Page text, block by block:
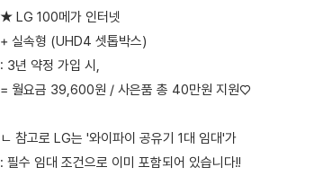
★ LG 100메가 인터넷
+ 실속형 (UHD4 셋톱박스)
: 3년 약정 가입 시,
= 월요금 39,600원 / 사은품 총 40만원 지원♡
ㄴ 참고로 LG는 '와이파이 공유기 1대 임대'가
: 필수 임대 조건으로 이미 포함되어 있습니다!!